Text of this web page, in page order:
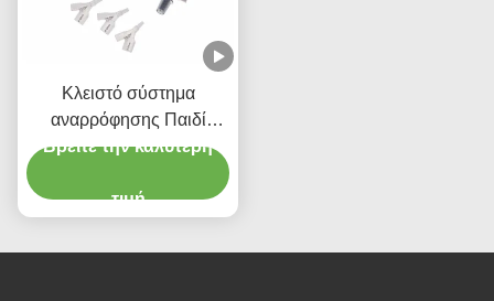
Κλειστό σύστημα
αναρρόφησης Παιδί
τύπου 72H CSC Ενιαία
Βρείτε την καλύτερη
τιμή